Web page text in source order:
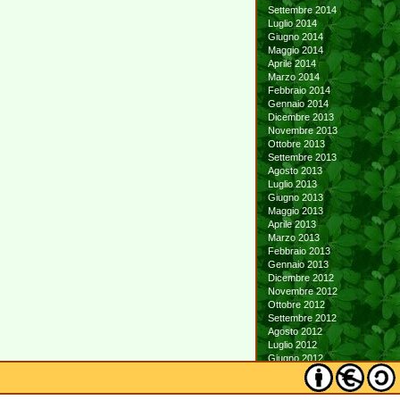
Settembre 2014
Luglio 2014
Giugno 2014
Maggio 2014
Aprile 2014
Marzo 2014
Febbraio 2014
Gennaio 2014
Dicembre 2013
Novembre 2013
Ottobre 2013
Settembre 2013
Agosto 2013
Luglio 2013
Giugno 2013
Maggio 2013
Aprile 2013
Marzo 2013
Febbraio 2013
Gennaio 2013
Dicembre 2012
Novembre 2012
Ottobre 2012
Settembre 2012
Agosto 2012
Luglio 2012
Giugno 2012
Maggio 2012
Aprile 2012